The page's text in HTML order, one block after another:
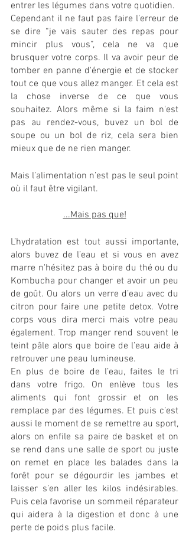
Cependant il ne faut pas faire l’erreur de
se dire “je vais sauter des repas pour
mincir plus vous”, cela ne va que
brusquer votre corps. Il va avoir peur de
tomber en panne d'énergie et de stocker
tout ce que vous allez manger. Et cela est
la chose inverse de ce que vous
souhaitez. Alors même si la faim n'est
pas au rendez-vous, buvez un bol de
soupe ou un bol de riz, cela sera bien
mieux que de ne rien manger.
Mais l’alimentation n’est pas le seul point
où il faut être vigilant.
...Mais pas que!
L’hydratation est tout aussi importante,
alors buvez de l’eau et si vous en avez
marre n'hésitez pas à boire du thé ou du
Kombucha pour changer et avoir un peu
de goût. Ou alors un verre d’eau avec du
citron pour faire une petite detox. Votre
corps vous dira merci mais votre peau
également. Trop manger rend souvent le
teint pâle alors que boire de l’eau aide à
retrouver une peau lumineuse.
En plus de boire de l’eau, faites le tri
dans votre frigo. On enlève tous les
aliments qui font grossir et on les
remplace par des légumes. Et puis c’est
aussi le moment de se remettre au sport,
alors on enfile sa paire de basket et on
se rend dans une salle de sport ou juste
on remet en place les balades dans la
forêt pour se dégourdir les jambes et
laisser s’en aller les kilos indésirables.
Puis cela favorise un sommeil réparateur
qui aidera à la digestion et donc à une
perte de poids plus facile.